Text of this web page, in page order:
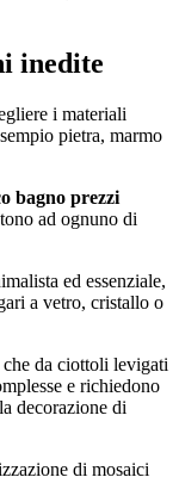
inedite
i materiali
pietra, marmo
bagno prezzi
ad ognuno di
ed essenziale,
a vetro, cristallo o
da ciottoli levigati
e richiedono
decorazione di
di mosaici